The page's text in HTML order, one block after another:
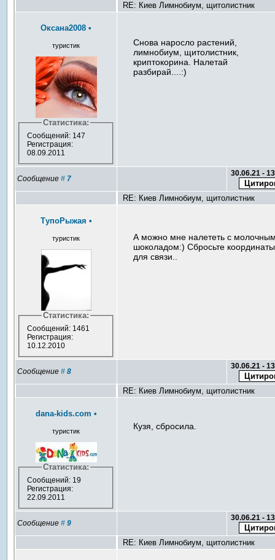
RE: Киев Лимнобиум, щитолистник
Оксана2008 •
туристик
Статистика:
Сообщений: 147
Регистрация:
08.09.2011
Снова наросло растений,
лимнобиум, щитолистник,
криптокорина. Налетай
разбирай....:)
Сообщение# 7
30.06.21 -
RE: Киев Лимнобиум, щитолистник
ТупоРыжая •
туристик
Статистика:
Сообщений: 1461
Регистрация:
10.12.2010
А можно мне налететь с
шоколадом:) Сбросьте координаты
для связи..
Сообщение#8
30.06.21 -
RE: Киев Лимнобиум, щитолистник
dana-kids.com •
туристик
Статистика:
Сообщений: 19
Регистрация:
22.09.2011
Кузя, сбросила.
Сообщение#9
30.06.21 -
RE: Киев Лимнобиум, щитолистник